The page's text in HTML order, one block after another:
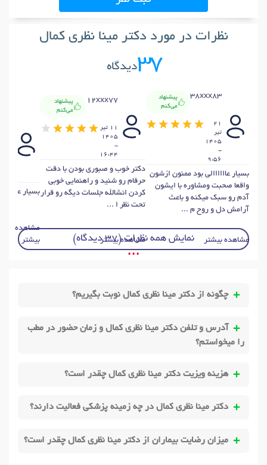
مشاور سوگ و فقداندر تهران دکترمشاوره آنلاین و تلفنی
مشاوره خودشناسی در تهران دکتر تفسیر نقاشی کودکاندر تهران
اختلال کمبود توجه در بزرگسالاندر تهران
در تهران
نظرات در مورد دکتر مینا نظری کمال
37دیدگاه
38xxx83
پیشنهاد
می‌کنم
21
تير
1405
-
9:56
بسیار عاااااالی بود ممنون ازشون
واقعا صحبت ومشاوره با ایشون
آدم رو سبک میکنه و باعث
آرامش دل و روح م ...
مشاهده بیشتر
12xxx77
پیشنهاد
می‌کنم
11 تير
1405
-
16:44
دکتر خوب و صبوری بودن با دقت
حرفام رو شنید و راهنمایی خوبی
کردن انشالله جلسات دیگه رو قرار
تحت نظر ا ...
مشاهده بیشتر
بسیار عالی
مشاهده
بیشتر
نمایش همه نظرات (37 دیدگاه)
• • •
چگونه از دکتر مینا نظری کمال نوبت بگیریم؟
آدرس و تلفن دکتر مینا نظری کمال و زمان حضور در مطب
را میخواستم؟
هزینه ویزیت دکتر مینا نظری کمال چقدر است؟
دکتر مینا نظری کمال در چه زمینه پزشکی فعالیت دارند؟
میزان رضایت بیماران از دکتر مینا نظری کمال چقدر است؟